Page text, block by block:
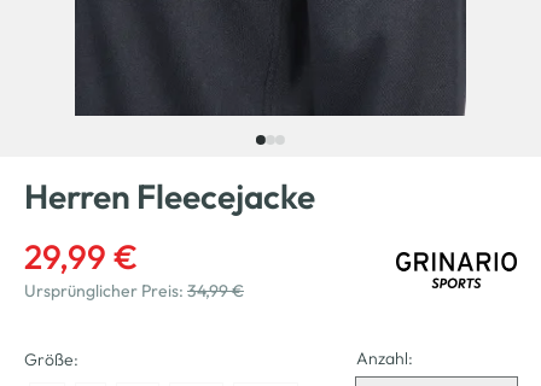
Herren Fleecejacke
29,99 €
Ursprünglicher Preis: 34,99 €
Größe: Anzahl: